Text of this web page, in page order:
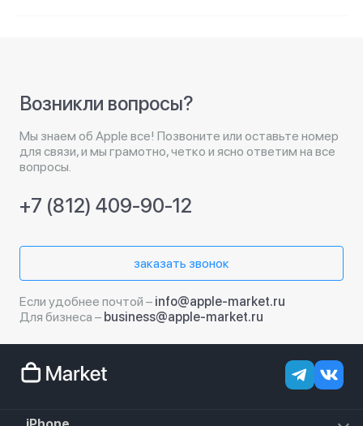
Возникли вопросы?
Мы знаем об Apple все! Позвоните или оставьте номер
для связи, и мы грамотно, четко и ясно ответим на все
вопросы.
+7 (812) 409-90-12
заказать звонок
Если удобнее почтой – info@apple-market.ru
Для бизнеса – business@apple-market.ru